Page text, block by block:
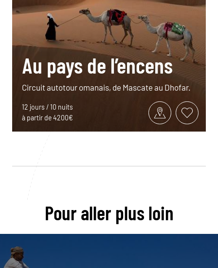
Au pays de l’encens
Circuit autotour omanais, de Mascate au Dhofar.
12 jours / 10 nuits
à partir de 4200€
Pour aller plus loin